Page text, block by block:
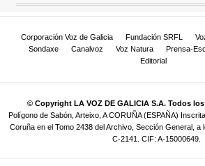
Corporación Voz de Galicia Fundación SRFL
Sondaxe
Canalvoz Voz Natura Prensa-
Editorial
© Copyright LA VOZ DE GALICIA S.A. Todos
Polígono de Sabón, Arteixo, A CORUÑA (ESPAÑA)
Coruña en el Tomo 2438 del Archivo, Sección General, a
C-2141. CIF: A-15000649.